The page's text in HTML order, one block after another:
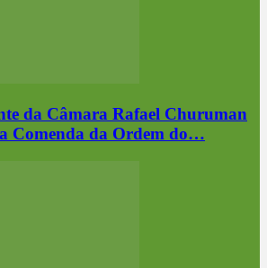
da Câmara Rafael Churuman
a Comenda da Ordem do…